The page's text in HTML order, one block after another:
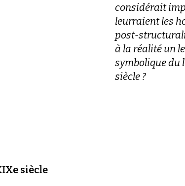
considérait
leurraient les
post-
à la réalité un
symbolique du
siècle ?
siècle